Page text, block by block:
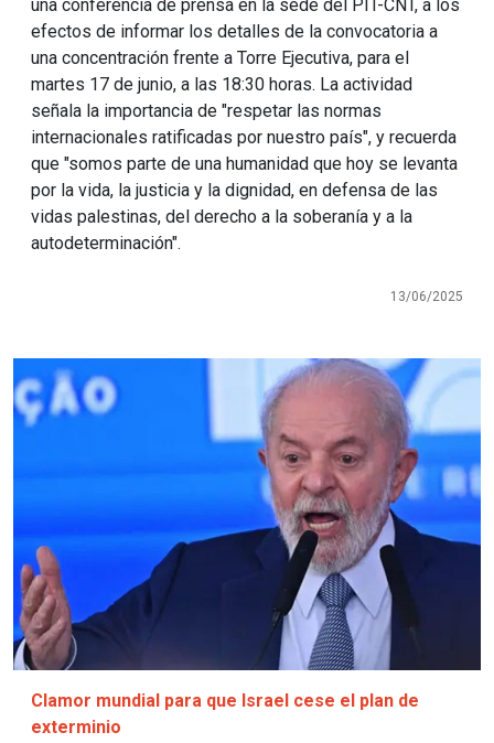
una conferencia de prensa en la sede del PIT-CNT, a los
efectos de informar los detalles de la convocatoria a
una concentración frente a Torre Ejecutiva, para el
martes 17 de junio, a las 18:30 horas. La actividad
señala la importancia de "respetar las normas
internacionales ratificadas por nuestro país", y recuerda
que "somos parte de una humanidad que hoy se levanta
por la vida, la justicia y la dignidad, en defensa de las
vidas palestinas, del derecho a la soberanía y a la
autodeterminación".
13/06/2025
Imagen
Clamor mundial para que Israel cese el plan de
exterminio